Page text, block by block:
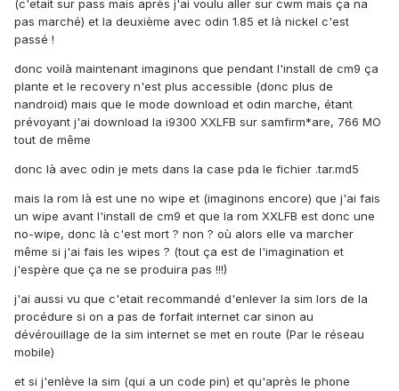
(c'etait sur pass mais après j'ai voulu aller sur cwm mais ça na
pas marché) et la deuxième avec odin 1.85 et là nickel c'est
passé !
donc voilà maintenant imaginons que pendant l'install de cm9 ça
plante et le recovery n'est plus accessible (donc plus de
nandroid) mais que le mode download et odin marche, étant
prévoyant j'ai download la i9300 XXLFB sur samfirm*are, 766 MO
tout de même
donc là avec odin je mets dans la case pda le fichier .tar.md5
mais la rom là est une no wipe et (imaginons encore) que j'ai fais
un wipe avant l'install de cm9 et que la rom XXLFB est donc une
no-wipe, donc là c'est mort ? non ? où alors elle va marcher
même si j'ai fais les wipes ? (tout ça est de l'imagination et
j'espère que ça ne se produira pas !!!)
j'ai aussi vu que c'etait recommandé d'enlever la sim lors de la
procédure si on a pas de forfait internet car sinon au
dévérouillage de la sim internet se met en route (Par le réseau
mobile)
et si j'enlève la sim (qui a un code pin) et qu'après le phone